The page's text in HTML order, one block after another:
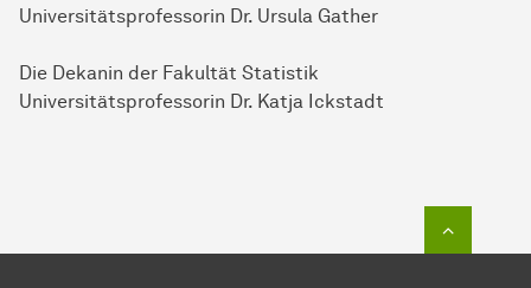
Universitätsprofessorin Dr. Ursula Gather
Die Dekanin der Fakultät Statistik
Universitätsprofessorin Dr. Katja Ickstadt